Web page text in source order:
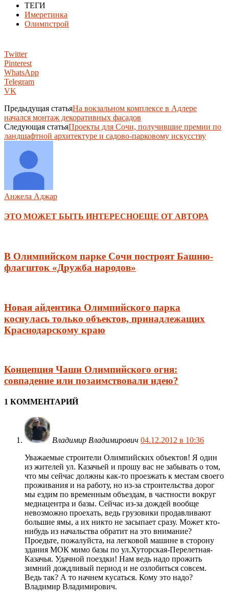
ТЕГИ
Имеретинка
Олимпстрой
Twitter
Pinterest
WhatsApp
Telegram
VK
Предыдущая статьяНа вокзальном комплексе в Адлере
начался монтаж декоративных фасадов
Следующая статьяПроекты для Сочи, получившие премии по
ландшафтной архитектуре и садово-парковому искусству
Анжела Аджар
ЭТО МОЖЕТ БЫТЬ ИНТЕРЕСНОЕЩЕ ОТ АВТОРА
В Олимпийском парке Сочи построят Башню-
флагшток «Дружба народов»
Новая айдентика Олимпийского парка
коснулась только объектов, принадлежащих
Краснодарскому краю
Концепция Чаши Олимпийского огня:
совпадение или позаимствовали идею?
1 КОММЕНТАРИЙ
Владимир Владимирович 04.12.2012 в 10:36
Уважаемые строители Олимпийских объектов! Я один
из жителей ул. Казачьей и прошу вас не забывать о том,
что мы сейчас должны как-то проезжать к местам своего
проживания и на работу, но из-за строительства дорог
мы ездим по временным объездам, в частности вокруг
медиацентра и базы. Сейчас из-за дождей вообще
невозможно проехать, ведь грузовики продавливают
большие ямы, а их никто не засыпает сразу. Может кто-
нибудь из начальства обратит на это внимание?
Проедьте, пожалуйста, на легковой машине в сторону
здания МОК мимо базы по ул.Хуторская-Перелетная-
Казачья. Удачной поездки! Нам ведь надо прожить
зимний дождливый период и не озлобиться совсем.
Ведь так? А то начнем кусаться. Кому это надо?
Владимир Владимирович.